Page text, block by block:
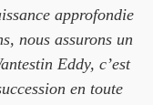
approfondie
nous assurons un
Eddy, c’est
en toute